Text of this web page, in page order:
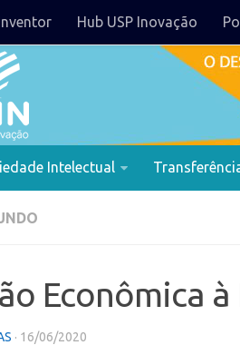
Hub USP Inovação
Intelectual
Econômica
· 16/06/2020